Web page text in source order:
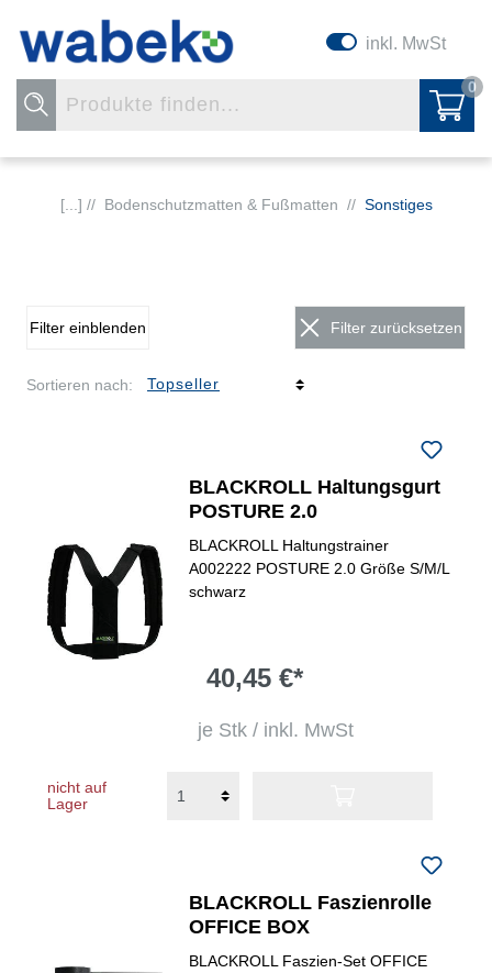
inkl. MwSt
0
[...] // Bodenschutzmatten & Fußmatten // Sonstiges
Filter einblenden Filter zurücksetzen
Sortieren nach:
BLACKROLL Haltungsgurt
POSTURE 2.0
BLACKROLL Haltungstrainer
A002222 POSTURE 2.0 Größe S/M/L
schwarz
40,45 €*
je Stk / inkl. MwSt
nicht auf
Lager
BLACKROLL Faszienrolle
OFFICE BOX
BLACKROLL Faszien-Set OFFICE